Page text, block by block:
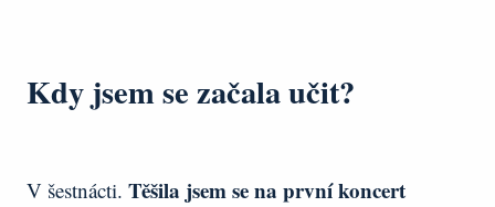
Kdy jsem se začala učit?
V šestnácti. Těšila jsem se na první koncert